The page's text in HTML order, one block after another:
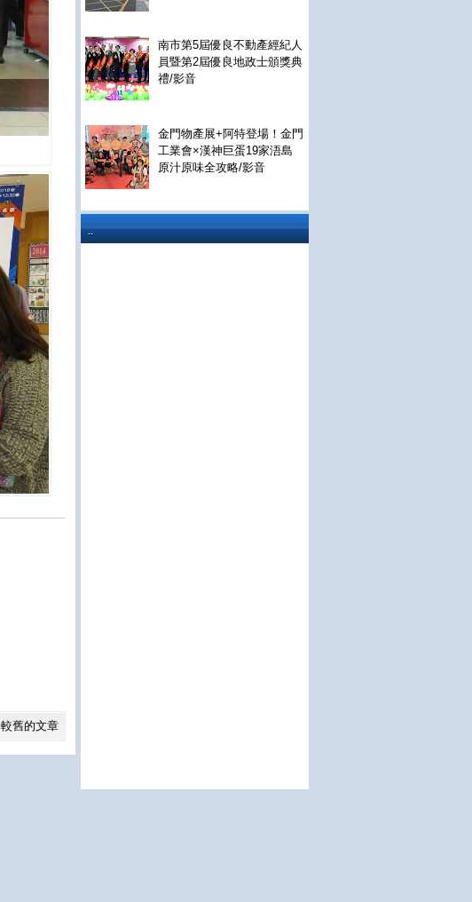
南市第5屆優良不動產經紀人
員暨第2屆優良地政士頒獎典
禮/影音
金門物產展+阿特登場！金門
工業會×漢神巨蛋19家浯島
原汁原味全攻略/影音
..
較舊的文章